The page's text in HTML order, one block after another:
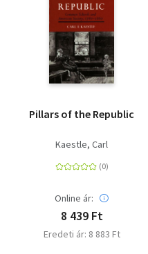
Pillars of the Republic
Kaestle, Carl
Online ár:
8 439 Ft
Eredeti ár: 8 883 Ft